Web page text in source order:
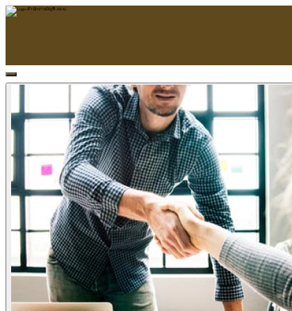
ARAC
ข้อมูลบริษัท
บริการด้านใบอนุญาต
รับจัดทำบัญชี
ตรวจสอบบัญชี
บริการวางระบบบัญชี
ที่ปรึกษาวางแผนภาษีอากร
จัดทำเงินเดือน
จดทะเบียนธุรกิจ
บริการ E-Filing